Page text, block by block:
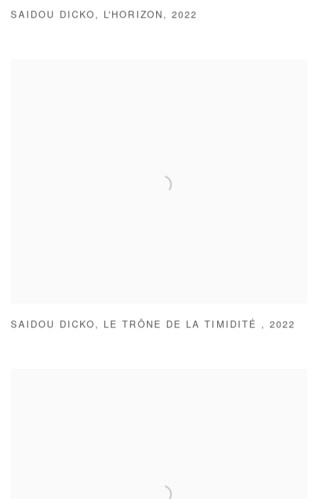
SAIDOU DICKO , L'HORIZON ,2022
SAIDOU DICKO , LE TRÔNE DE LA TIMIDITÉ ,2022